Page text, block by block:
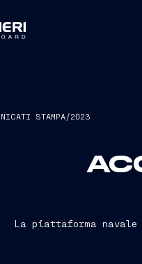
STAMPA/2023
La piattaforma